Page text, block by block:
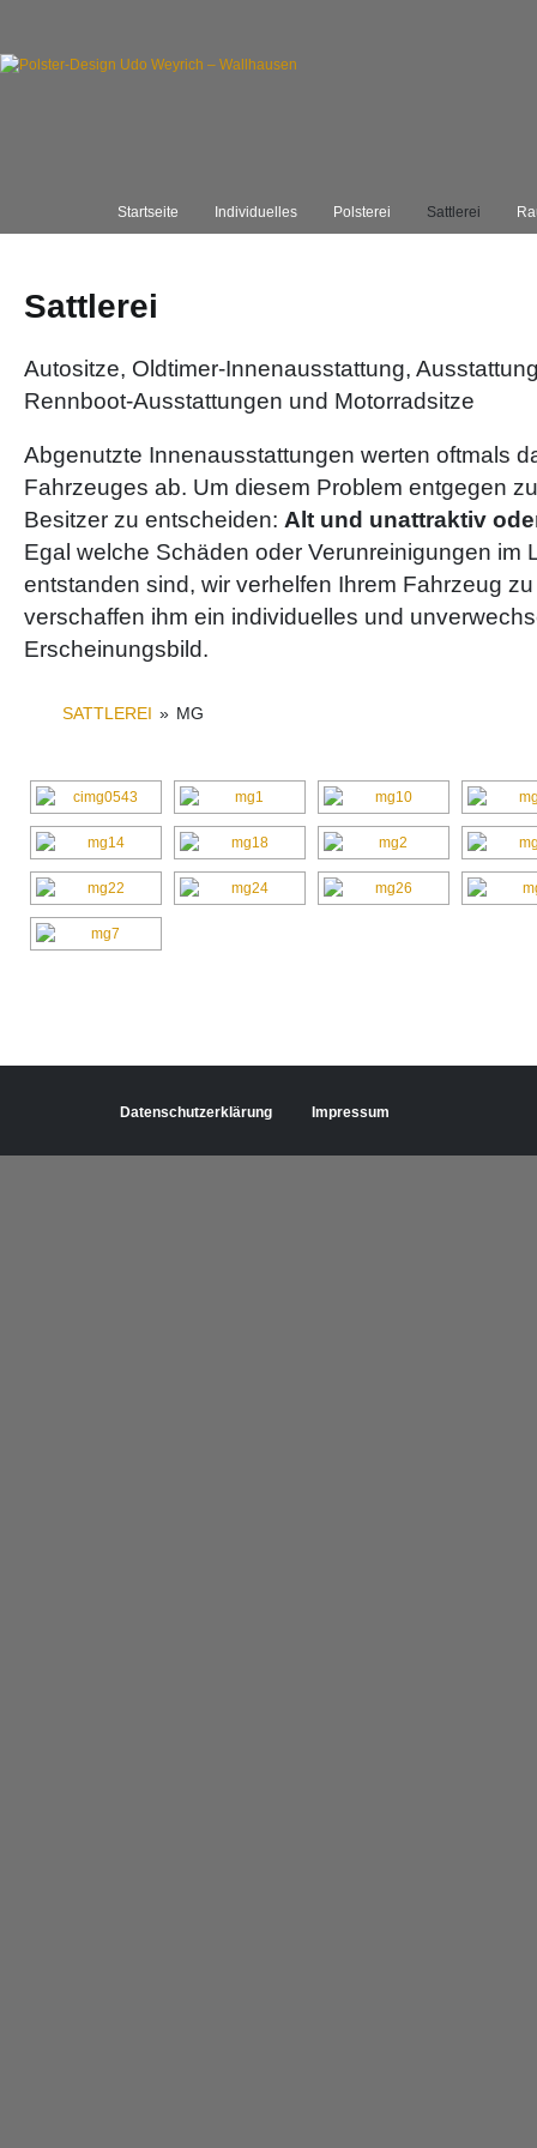
Startseite Individuelles Polsterei Sattlerei
Sattlerei
Autositze, Oldtimer-Innenausstattung,
Rennboot-Ausstattungen und Motorradsitze
Abgenutzte Innenausstattungen werten oftmals
Fahrzeuges ab. Um diesem Problem entgegen
Besitzer zu entscheiden: Alt und unattraktiv
Egal welche Schäden oder Verunreinigungen im
entstanden sind, wir verhelfen Ihrem Fahrzeug
verschaffen ihm ein individuelles und
Erscheinungsbild.
SATTLEREI » MG
Datenschutzerklärung Impressum